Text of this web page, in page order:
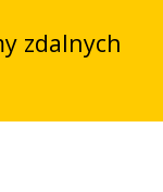
zdalnych